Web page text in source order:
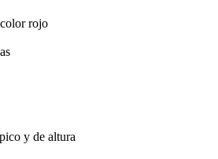
rojo
y de altura